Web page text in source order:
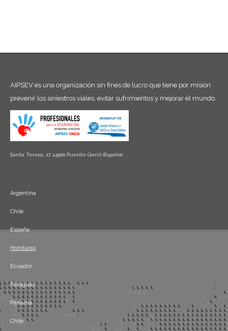
AIPSEV es una organización sin fines de lucro que tiene por misión
prevenir los siniestros viales, evitar sufrimientos y mejorar el mundo.
Santa Teresa, 17, 14500 Puente Genil (España)
Argentina
Chile
España
Honduras
Ecuador
Paraguay
Panamá
Chile